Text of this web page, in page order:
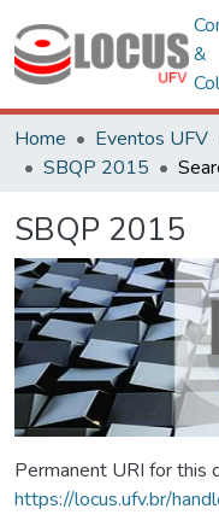
&
Home Eventos UFV
SBQP 2015
SBQP 2015
Permanent URI for this
https://locus.ufv.br/